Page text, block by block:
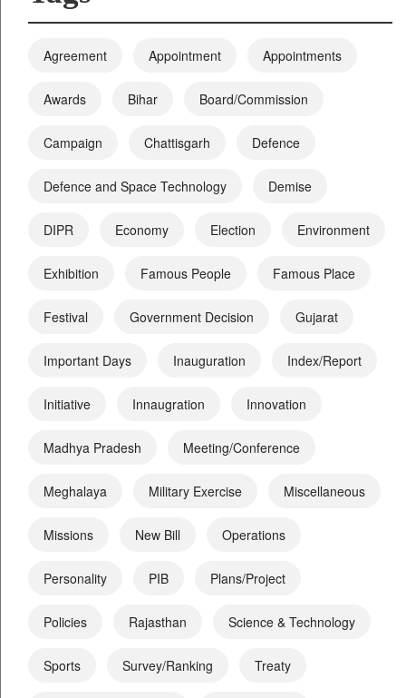
Agreement Appointment Appointments
Awards Bihar Board/Commission
Campaign Chattisgarh Defence
Defence and Space Technology Demise
DIPR Economy Election Environment
Exhibition Famous People Famous Place
Festival Government Decision Gujarat
Important Days Inauguration Index/Report
Initiative Innaugration Innovation
Madhya Pradesh Meeting/Conference
Meghalaya Military Exercise Miscellaneous
Missions New Bill Operations
Personality PIB Plans/Project
Policies Rajasthan Science & Technology
Sports Survey/Ranking Treaty